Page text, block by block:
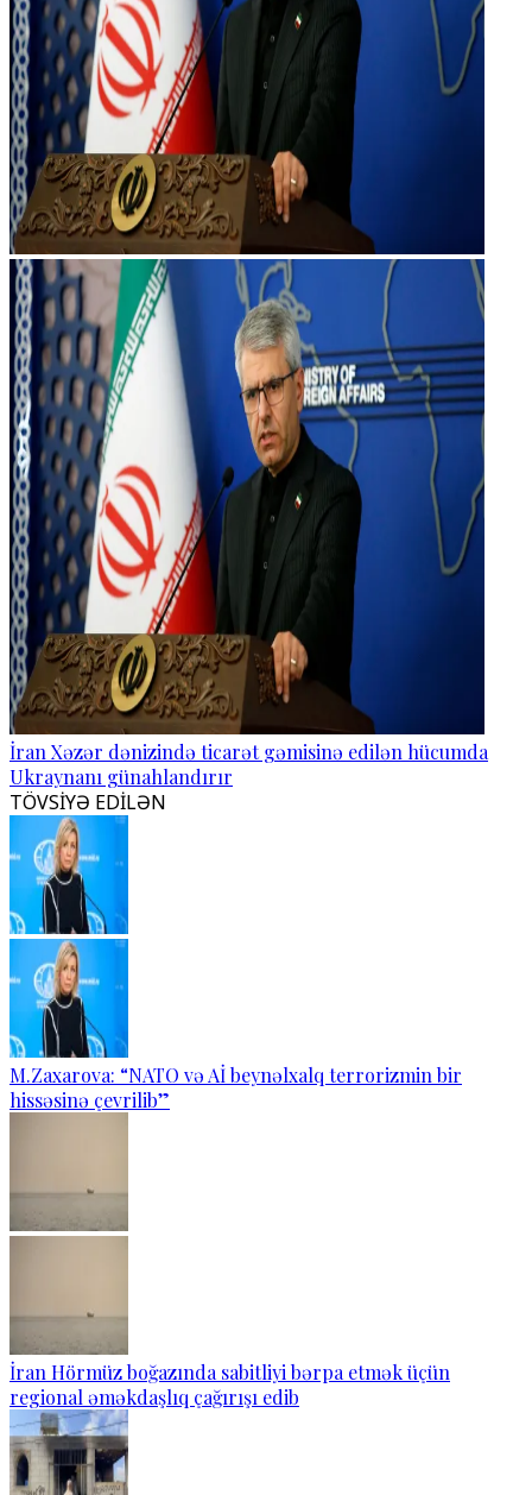
İran Xəzər dənizində ticarət gəmisinə edilən hücumda
Ukraynanı günahlandırır
TÖVSİYƏ EDİLƏN
M.Zaxarova: “NATO və Aİ beynəlxalq terrorizmin bir
hissəsinə çevrilib”
İran Hörmüz boğazında sabitliyi bərpa etmək üçün
regional əməkdaşlıq çağırışı edib